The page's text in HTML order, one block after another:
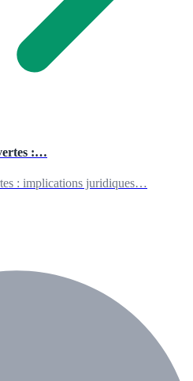
:…
: implications juridiques…